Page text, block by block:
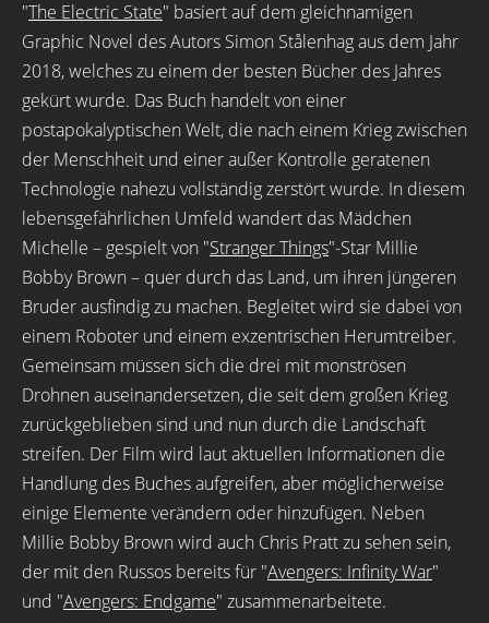
"The Electric State" basiert auf dem gleichnamigen
Graphic Novel des Autors Simon Stålenhag aus dem Jahr
2018, welches zu einem der besten Bücher des Jahres
gekürt wurde. Das Buch handelt von einer
postapokalyptischen Welt, die nach einem Krieg zwischen
der Menschheit und einer außer Kontrolle geratenen
Technologie nahezu vollständig zerstört wurde. In diesem
lebensgefährlichen Umfeld wandert das Mädchen
Michelle – gespielt von "Stranger Things"-Star Millie
Bobby Brown – quer durch das Land, um ihren jüngeren
Bruder ausfindig zu machen. Begleitet wird sie dabei von
einem Roboter und einem exzentrischen Herumtreiber.
Gemeinsam müssen sich die drei mit monströsen
Drohnen auseinandersetzen, die seit dem großen Krieg
zurückgeblieben sind und nun durch die Landschaft
streifen. Der Film wird laut aktuellen Informationen die
Handlung des Buches aufgreifen, aber möglicherweise
einige Elemente verändern oder hinzufügen. Neben
Millie Bobby Brown wird auch Chris Pratt zu sehen sein,
der mit den Russos bereits für "Avengers: Infinity War"
und "Avengers: Endgame" zusammenarbeitete.